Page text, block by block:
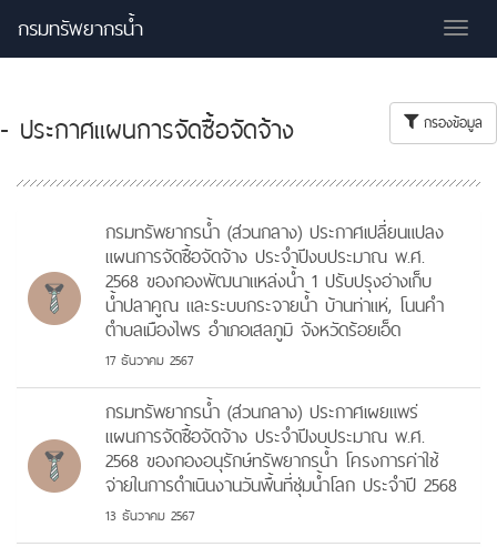
กรมทรัพยากรน้ำ
- ประกาศแผนการจัดซื้อจัดจ้าง กรองข้อมูล
กรมทรัพยากรน้ำ (ส่วนกลาง) ประกาศเปลี่ยนแปลง
แผนการจัดซื้อจัดจ้าง ประจำปีงบประมาณ พ.ศ.
2568 ของกองพัฒนาแหล่งน้ำ 1 ปรับปรุงอ่างเก็บ
น้ำปลาคูณ และระบบกระจายน้ำ บ้านท่าแห่, โนนคำ
ตำบลเมืองไพร อำเภอเสลภูมิ จังหวัดร้อยเอ็ด
17 ธันวาคม 2567
กรมทรัพยากรน้ำ (ส่วนกลาง) ประกาศเผยแพร่
แผนการจัดซื้อจัดจ้าง ประจำปีงบประมาณ พ.ศ.
2568 ของกองอนุรักษ์ทรัพยากรน้ำ โครงการค่าใช้
จ่ายในการดำเนินงานวันพื้นที่ชุ่มน้ำโลก ประจำปี 2568
13 ธันวาคม 2567